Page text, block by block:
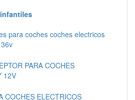
para coches coches electricos
PARA COCHES
12V
COCHES ELECTRICOS